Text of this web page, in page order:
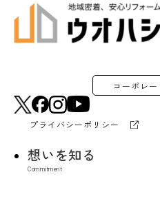
コーポレー
プライバシーポリシー
想いを知る